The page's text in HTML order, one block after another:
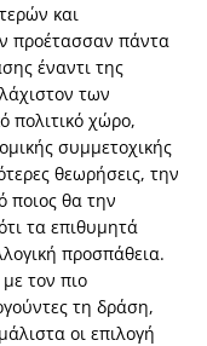
και
προέτασσαν πάντα
έναντι της
των
πολιτικό χώρο,
συμμετοχικής
θεωρήσεις, την
ποιος θα την
τα επιθυμητά
προσπάθεια.
τον πιο
τη δράση,
οι επιλογή